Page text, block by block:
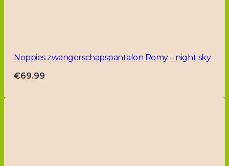
Noppies zwangerschapspantalon Romy – night sky
€69.99